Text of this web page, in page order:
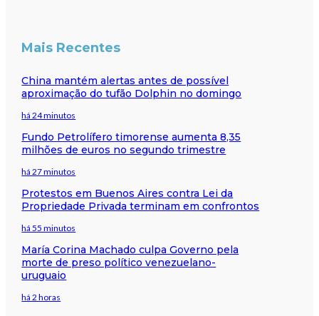
Mais Recentes
China mantém alertas antes de possível
aproximação do tufão Dolphin no domingo
há 24 minutos
Fundo Petrolífero timorense aumenta 8,35
milhões de euros no segundo trimestre
há 27 minutos
Protestos em Buenos Aires contra Lei da
Propriedade Privada terminam em confrontos
há 55 minutos
María Corina Machado culpa Governo pela
morte de preso político venezuelano-
uruguaio
há 2 horas